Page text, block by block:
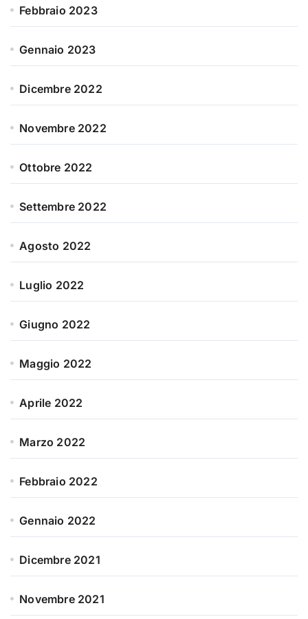
Febbraio 2023
Gennaio 2023
Dicembre 2022
Novembre 2022
Ottobre 2022
Settembre 2022
Agosto 2022
Luglio 2022
Giugno 2022
Maggio 2022
Aprile 2022
Marzo 2022
Febbraio 2022
Gennaio 2022
Dicembre 2021
Novembre 2021